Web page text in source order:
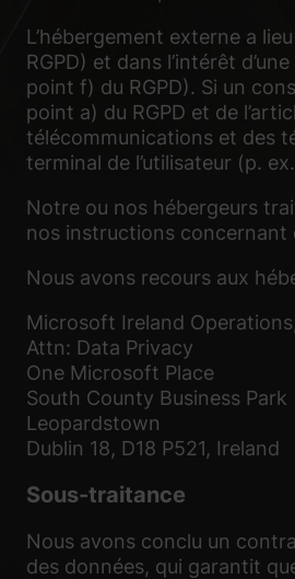
L’hébergement externe a
RGPD) et dans l’intérêt
point f) du RGPD). Si un
point a) du RGPD et de
télécommunications et des
terminal de l’utilisateur (p.
Notre ou nos hébergeurs
nos instructions concernant
Nous avons recours aux
Microsoft Ireland
Attn: Data Privacy
One Microsoft Place
South County Business Park
Leopardstown
Dublin 18, D18 P521, Ireland
Sous-traitance
Nous avons conclu un
des données, qui garantit